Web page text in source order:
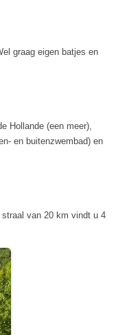
graag eigen batjes en
Hollande (een meer),
en buitenzwembad) en
van 20 km vindt u 4